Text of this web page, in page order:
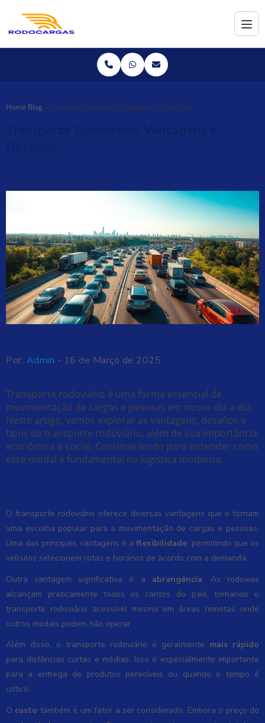
Home Blog Transporte Rodoviário: Vantagens e Desafios
Por: Admin - 16 de Março de 2025
Transporte rodoviário é uma forma essencial de
movimentação de cargas e pessoas em nosso dia a dia.
Neste artigo, vamos explorar as vantagens, desafios e
tipos de transporte rodoviário, além de sua importância
econômica e social. Continue lendo para entender como
esse modal é fundamental na logística moderna.
O transporte rodoviário oferece diversas vantagens que o tornam
uma escolha popular para a movimentação de cargas e pessoas.
Uma das principais vantagens é aflexibilidade, permitindo que os
veículos selecionem rotas e horários de acordo com a demanda.
Outra vantagem significativa é a abrangência. As rodovias
alcançam praticamente todos os cantos do país, tornando o
transporte rodoviário acessível mesmo em áreas remotas onde
outros modais podem não operar.
Além disso, o transporte rodoviário é geralmente mais rápido
para distâncias curtas e médias. Isso é especialmente importante
para a entrega de produtos perecíveis ou quando o tempo é
crítico.
O custo também é um fator a ser considerado. Embora o preço do